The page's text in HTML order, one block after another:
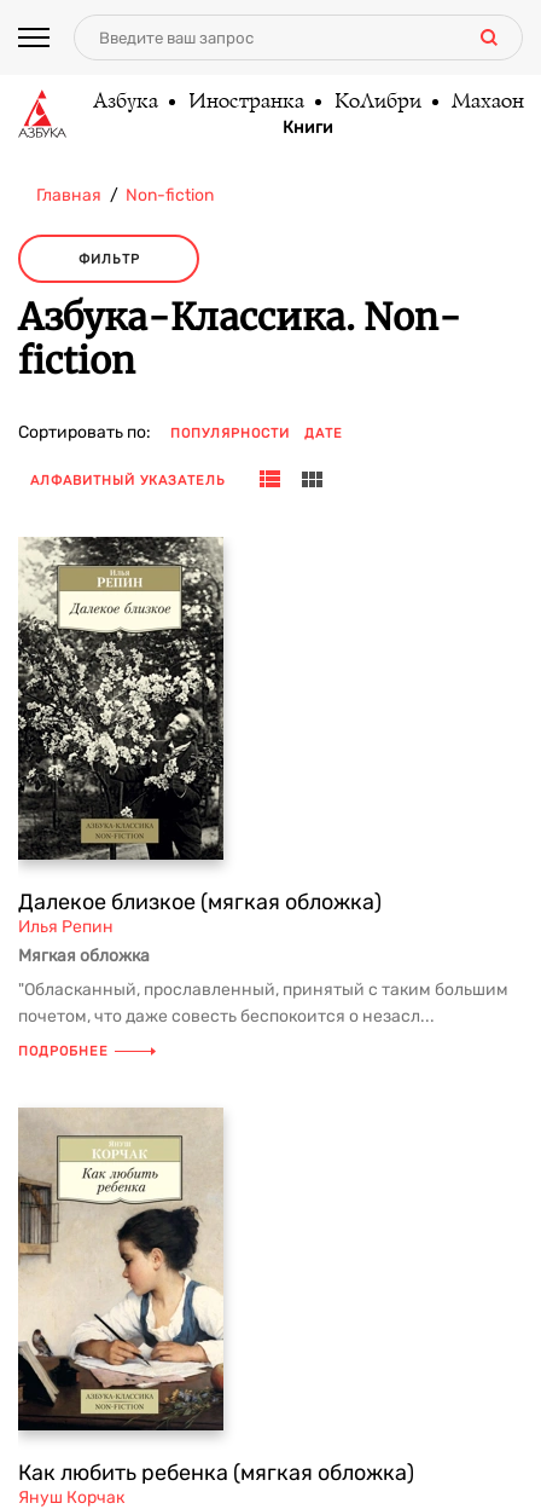
Азбука Иностранка КоЛибри Махаон
Книги
Главная Non-fiction
ФИЛЬТР
Азбука-Классика. Non-
fiction
Сортировать по: ПОПУЛЯРНОСТИ ДАТЕ
АЛФАВИТНЫЙ УКАЗАТЕЛЬ
Далекое близкое (мягкая обложка)
Илья Репин
Мягкая обложка
"Обласканный, прославленный, принятый с таким большим
почетом, что даже совесть беспокоится о незасл...
ПОДРОБНЕЕ
Как любить ребенка (мягкая обложка)
Януш Корчак